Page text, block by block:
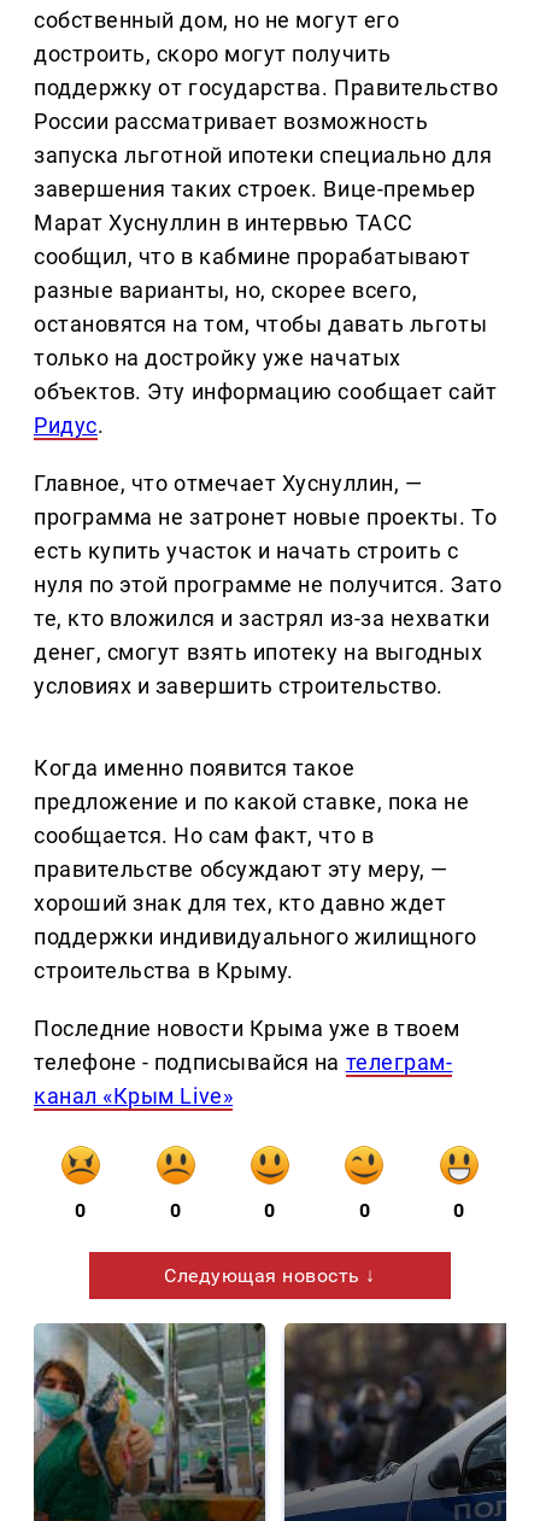
собственный дом, но не могут его
достроить, скоро могут получить
поддержку от государства. Правительство
России рассматривает возможность
запуска льготной ипотеки специально для
завершения таких строек. Вице-премьер
Марат Хуснуллин в интервью ТАСС
сообщил, что в кабмине прорабатывают
разные варианты, но, скорее всего,
остановятся на том, чтобы давать льготы
только на достройку уже начатых
объектов. Эту информацию сообщает сайт
Ридус.
Главное, что отмечает Хуснуллин, —
программа не затронет новые проекты. То
есть купить участок и начать строить с
нуля по этой программе не получится. Зато
те, кто вложился и застрял из-за нехватки
денег, смогут взять ипотеку на выгодных
условиях и завершить строительство.
Когда именно появится такое
предложение и по какой ставке, пока не
сообщается. Но сам факт, что в
правительстве обсуждают эту меру, —
хороший знак для тех, кто давно ждет
поддержки индивидуального жилищного
строительства в Крыму.
Последние новости Крыма уже в твоем
телефоне - подписывайся на телеграм-
канал «Крым Live»
0 0 0 0 0
Следующая новость ↓